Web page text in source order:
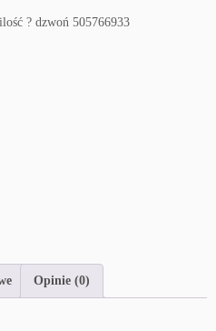
? dzwoń 505766933
Opinie (0)